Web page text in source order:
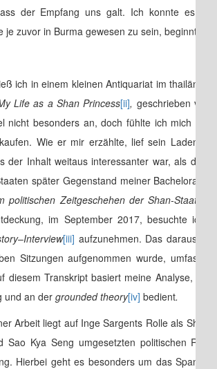
der Empfang uns galt. Ich konnte es
je zuvor in Burma gewesen zu sein, beginnt
ich in einem kleinen Antiquariat im
Life as a Shan Princess[ii], geschrieben von
nicht besonders an, doch fühlte ich mich als
Wie er mir erzählte, lief sein Laden
der Inhalt weitaus interessanter war, als der
später Gegenstand meiner
politischen Zeitgeschehen der Shan-Staaten
im September 2017, besuchte
–Interview[iii] aufzunehmen. Das daraus
Sitzungen aufgenommen wurde, umfasst
diesem Transkript basiert meine Analyse,
und an dergrounded theory[iv] bedient.
Arbeit liegt auf Inge Sargents Rolle als
Sao Kya Seng umgesetzten politischen
Hierbei geht es besonders um das